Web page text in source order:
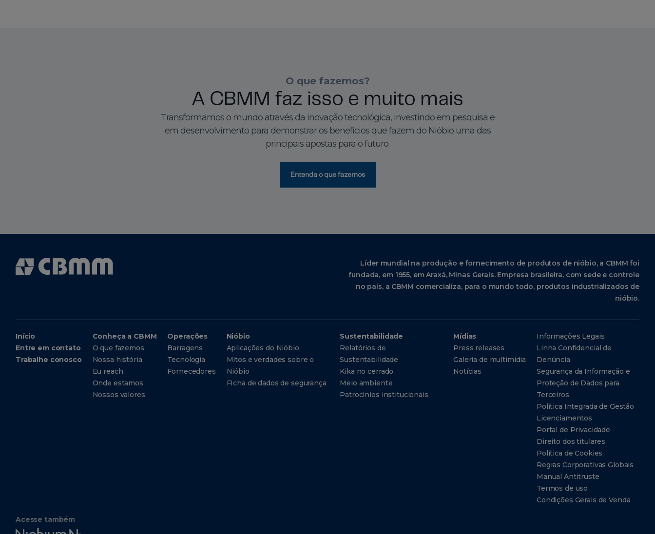
O que fazemos?
A CBMM faz isso e muito mais
Transformamos o mundo através da inovação tecnológica, investindo em pesquisa e
em desenvolvimento para demonstrar os benefícios que fazem do Nióbio uma das
principais apostas para o futuro.
Entenda o que fazemos
Líder mundial na produção e fornecimento de produtos de nióbio, a CBMM foi
fundada, em 1955, em Araxá, Minas Gerais. Empresa brasileira, com sede e controle
no país, a CBMM comercializa, para o mundo todo, produtos industrializados de
nióbio.
Início
Entre em contato
Trabalhe conosco
Conheça a CBMM
O que fazemos
Nossa história
Eu reach
Onde estamos
Nossos valores
Operações
Barragens
Tecnologia
Fornecedores
Nióbio
Aplicações do Nióbio
Mitos e verdades sobre o
Nióbio
FIcha de dados de segurança
Sustentabilidade
Relatórios de
Sustentabilidade
Kika no cerrado
Meio ambiente
Patrocínios institucionais
Mídias
Press releases
Galeria de multimídia
Notícias
Informações Legais
Linha Confidencial de
Denúncia
Segurança da Informação e
Proteção de Dados para
Terceiros
Política Integrada de Gestão
Licenciamentos
Portal de Privacidade
Direito dos titulares
Política de Cookies
Regras Corporativas Globais
Manual Antitruste
Termos de uso
Condições Gerais de Venda
Acesse também
Niobium